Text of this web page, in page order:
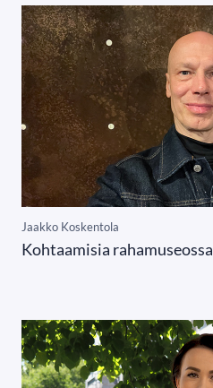
Jaakko Koskentola
Kohtaamisia rahamuseossa